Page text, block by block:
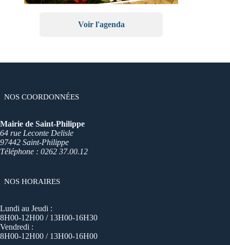
Voir l'agenda
NOS COORDONNÉES
Mairie de Saint-Philippe
64 rue Leconte Delisle
97442 Saint-Philippe
Téléphone : 0262 37.00.12
NOS HORAIRES
Lundi au Jeudi :
8H00-12H00 / 13H00-16H30
Vendredi :
8H00-12H00 / 13H00-16H00